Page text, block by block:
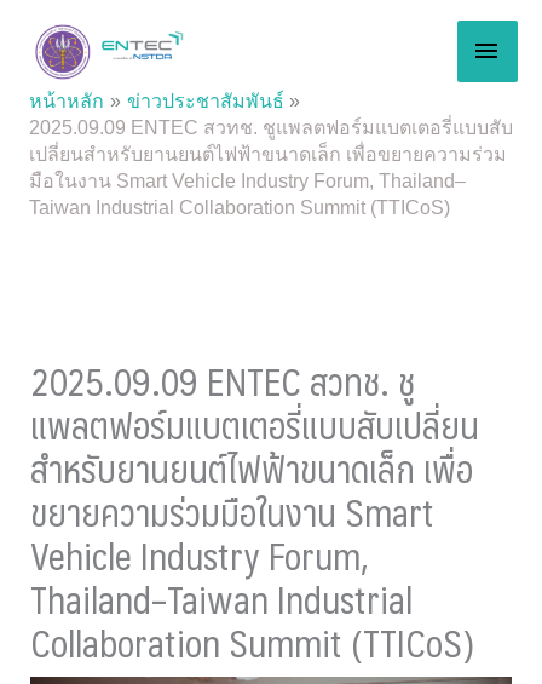
content
หน้าหลัก
ข่าวประชาสัมพันธ์
2025.09.09 ENTEC สวทช. ชูแพลตฟอร์มแบตเตอรี่แบบสับ
เปลี่ยนสำหรับยานยนต์ไฟฟ้าขนาดเล็ก เพื่อขยายความร่วม
มือในงาน Smart Vehicle Industry Forum, Thailand–
Taiwan Industrial Collaboration Summit (TTICoS)
2025.09.09 ENTEC สวทช. ชู
แพลตฟอร์มแบตเตอรี่แบบสับเปลี่ยน
สำหรับยานยนต์ไฟฟ้าขนาดเล็ก เพื่อ
ขยายความร่วมมือในงาน Smart
Vehicle Industry Forum,
Thailand–Taiwan Industrial
Collaboration Summit (TTICoS)